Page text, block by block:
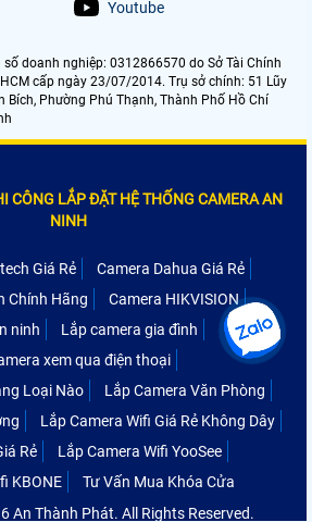
Youtube
số doanh nghiệp: 0312866570 do Sở Tài Chính
cấp ngày 23/07/2014. Trụ sở chính: 51 Lũy
Bích, Phường Phú Thạnh, Thành Phố Hồ Chí
CÔNG LẮP ĐẶT HỆ THỐNG CAMERA AN
NINH
Giá Rẻ
Camera Dahua Giá Rẻ
Chính Hãng
Camera HIKVISION
ninh
Lắp camera gia đình
xem qua điện thoại
Loại Nào
Lắp Camera Văn Phòng
Lắp Camera Wifi Giá Rẻ Không Dây
Rẻ
Lắp Camera Wifi YooSee
KBONE
Tư Vấn Mua Khóa Cửa
An Thành Phát. All Rights Reserved.